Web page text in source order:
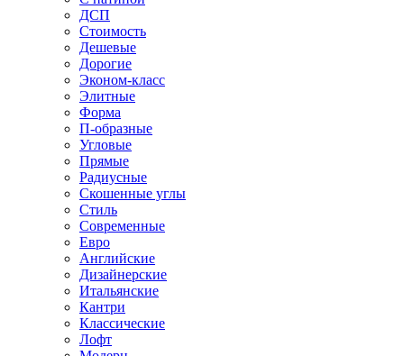
ДСП
Стоимость
Дешевые
Дорогие
Эконом-класс
Элитные
Форма
П-образные
Угловые
Прямые
Радиусные
Скошенные углы
Стиль
Современные
Евро
Английские
Дизайнерские
Итальянские
Кантри
Классические
Лофт